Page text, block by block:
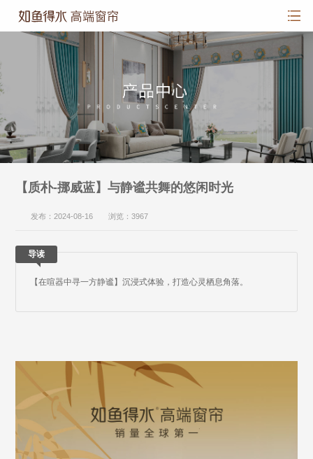
【质朴-挪威蓝】与静谧共舞的悠闲时光
发布：2024-08-16 浏览：3967
导读
【在喧器中寻一方静谧】沉浸式体验，打造心灵栖息角落。